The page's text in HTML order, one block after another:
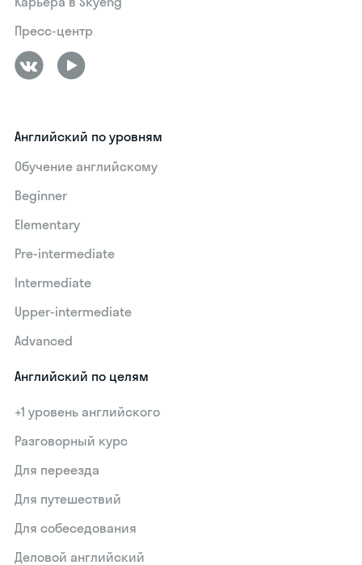
Пресс-центр
Английский по уровням
Обучение английскому
Beginner
Elementary
Pre-intermediate
Intermediate
Upper-intermediate
Advanced
Английский по целям
+1 уровень английского
Разговорный курс
Для переезда
Для путешествий
Для собеседования
Деловой английский